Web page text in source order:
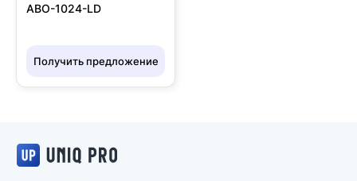
ABO-1024-LD
Получить предложение